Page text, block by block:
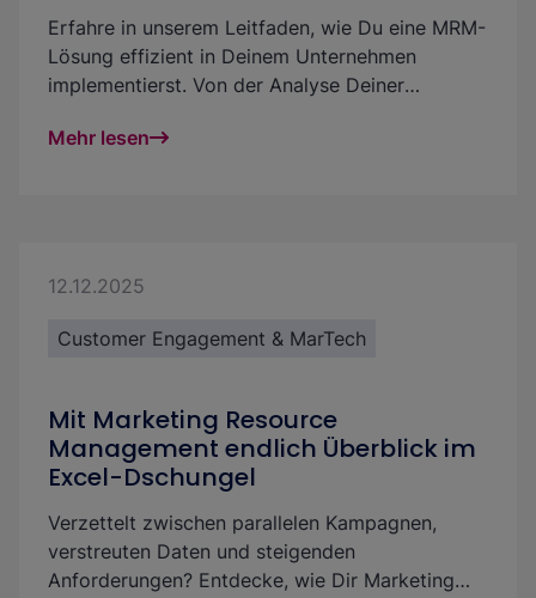
Erfahre in unserem Leitfaden, wie Du eine MRM-
Lösung effizient in Deinem Unternehmen
implementierst. Von der Analyse Deiner
Anforderungen bis zur Weiterentwicklung. So
Mehr lesen
12.12.2025
Customer Engagement & MarTech
Mit Marketing Resource
Management endlich Überblick im
Excel-Dschungel
Verzettelt zwischen parallelen Kampagnen,
verstreuten Daten und steigenden
Anforderungen? Entdecke, wie Dir Marketing